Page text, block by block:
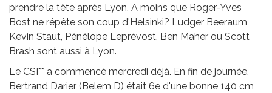
prendre la tête après Lyon. A moins que Roger-Yves
Bost ne répète son coup d'Helsinki? Ludger Beeraum,
Kevin Staut, Pénélope Leprévost, Ben Maher ou Scott
Brash sont aussi à Lyon.
Le CSI** a commencé mercredi déjà. En fin de journée,
Bertrand Darier (Belem D) était 6e d'une bonne 140 cm